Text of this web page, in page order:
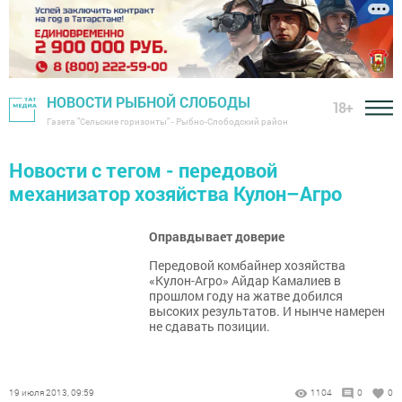
НОВОСТИ РЫБНОЙ СЛОБОДЫ
Газета "Сельские горизонты" - Рыбно-Слободский район
18+
Новости с тегом - передовой
механизатор хозяйства Кулон–Агро
Оправдывает доверие
Передовой комбайнер хозяйства
«Кулон-Агро» Айдар Камалиев в
прошлом году на жатве добился
высоких результатов. И нынче намерен
не сдавать позиции.
19 июля 2013, 09:59 1104 0 0